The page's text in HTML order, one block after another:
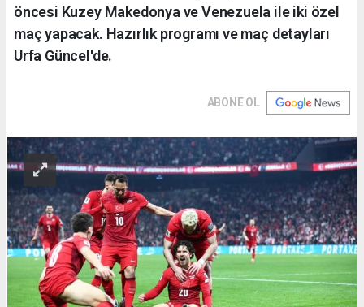
öncesi Kuzey Makedonya ve Venezuela ile iki özel
maç yapacak. Hazırlık programı ve maç detayları
Urfa Güncel'de.
ABONE OL